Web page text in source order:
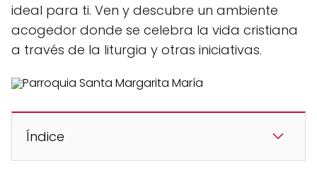
ideal para ti. Ven y descubre un ambiente
acogedor donde se celebra la vida cristiana
a través de la liturgia y otras iniciativas.
Índice